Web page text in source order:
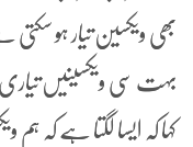
بھی ویکسین تیار ہو
بہت سی ویکسینیں
کہا کہ ایسا لگتا ہے کہ